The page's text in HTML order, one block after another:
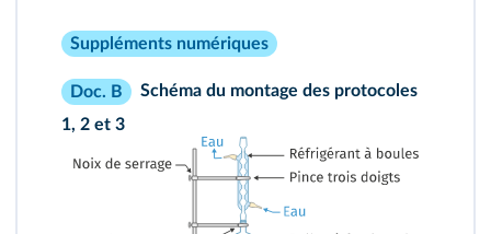
Suppléments numériques
Doc. B
Schéma du montage des protocoles
1, 2 et 3